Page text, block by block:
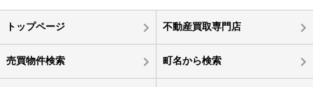
トップページ 不動産買取専門店
売買物件検索 町名から検索